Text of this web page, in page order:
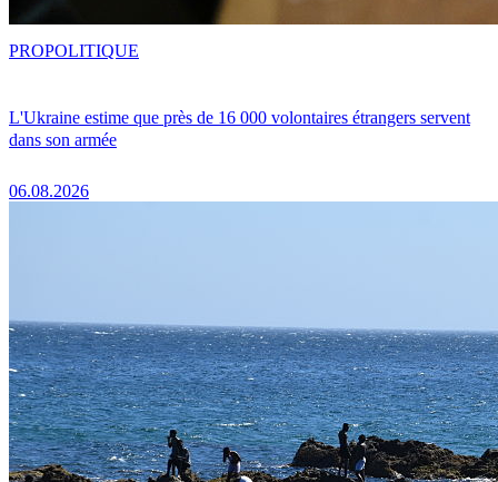
L'Ukraine estime que près de 16 000 volontaires étrangers servent
dans son armée
06.08.2026
PROPOLITIQUE